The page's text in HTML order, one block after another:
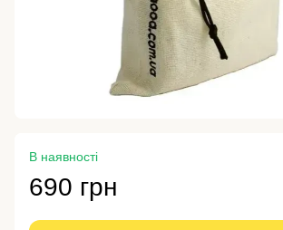
В наявності
690 грн